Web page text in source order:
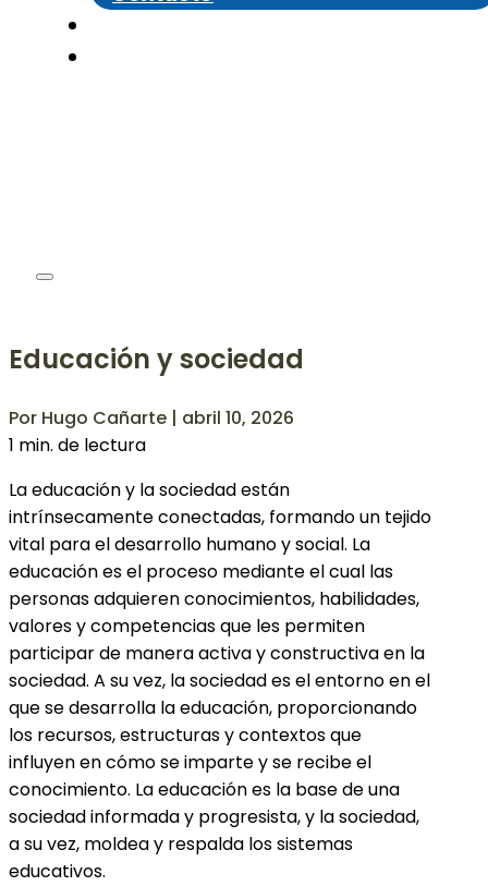
Educación y sociedad
Por Hugo Cañarte | abril 10, 2026
1 min. de lectura
La educación y la sociedad están
intrínsecamente conectadas, formando un tejido
vital para el desarrollo humano y social. La
educación es el proceso mediante el cual las
personas adquieren conocimientos, habilidades,
valores y competencias que les permiten
participar de manera activa y constructiva en la
sociedad. A su vez, la sociedad es el entorno en el
que se desarrolla la educación, proporcionando
los recursos, estructuras y contextos que
influyen en cómo se imparte y se recibe el
conocimiento. La educación es la base de una
sociedad informada y progresista, y la sociedad,
a su vez, moldea y respalda los sistemas
educativos.